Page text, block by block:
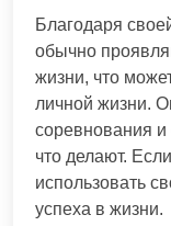
Благодаря
обычно
жизни, что
личной жизни.
соревнования
что делают.
использовать
успеха в жизни.